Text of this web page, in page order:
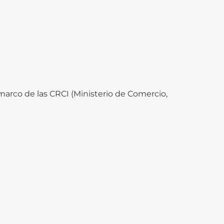
de las CRCI (Ministerio de Comercio,